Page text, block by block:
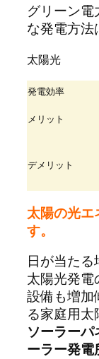
グリーン
な発電方法
太陽光
発電効率
メリット
デメリット
太陽の光エ
す。
日が当たる
太陽光発電
設備も増加
る家庭用太
ソーラーパ
ーラー発電